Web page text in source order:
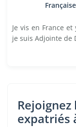
Je vis en France
je suis Adjointe de
expatriés